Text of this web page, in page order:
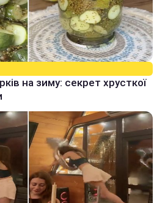
на зиму: секрет хрусткої